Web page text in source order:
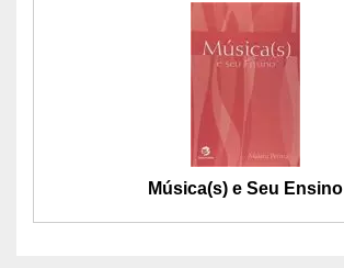
Música(s) e Seu Ensino